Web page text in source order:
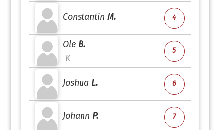
Constantin M. 4
Ole B.
K
5
Joshua L. 6
Johann P. 7